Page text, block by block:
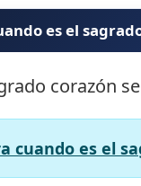
es el
corazón
cuando es el